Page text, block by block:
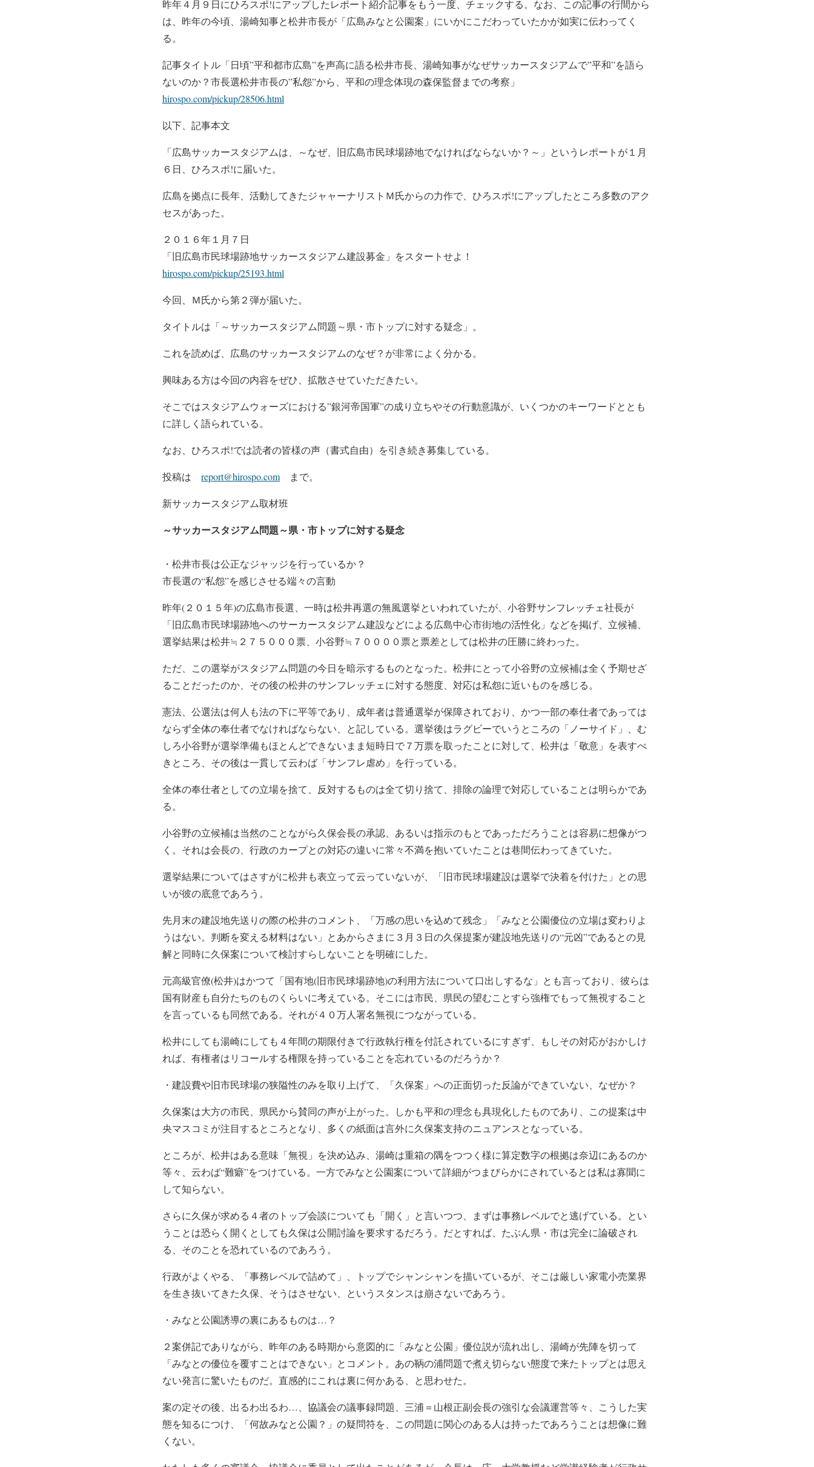
昨年４月９日にひろスポ!にアップしたレポート紹介記事をもう一度、チェックする。なお、この記事の行間から
は、昨年の今頃、湯崎知事と松井市長が「広島みなと公園案」にいかにこだわっていたかが如実に伝わってく
る。
記事タイトル「日頃”平和都市広島”を声高に語る松井市長、湯崎知事がなぜサッカースタジアムで”平和”を語ら
ないのか？市長選松井市長の”私怨”から、平和の理念体現の森保監督までの考察」
hirospo.com/pickup/28506.html
以下、記事本文
「広島サッカースタジアムは、～なぜ、旧広島市民球場跡地でなければならないか？～」というレポートが１月
６日、ひろスポ!に届いた。
広島を拠点に長年、活動してきたジャャーナリストＭ氏からの力作で、ひろスポ!にアップしたところ多数のアク
セスがあった。
２０１６年１月７日
「旧広島市民球場跡地サッカースタジアム建設募金」をスタートせよ！
hirospo.com/pickup/25193.html
今回、Ｍ氏から第２弾が届いた。
タイトルは「～サッカースタジアム問題～県・市トップに対する疑念」。
これを読めば、広島のサッカースタジアムのなぜ？が非常によく分かる。
興味ある方は今回の内容をぜひ、拡散させていただきたい。
そこではスタジアムウォーズにおける”銀河帝国軍”の成り立ちやその行動意識が、いくつかのキーワードととも
に詳しく語られている。
なお、ひろスポ!では読者の皆様の声（書式自由）を引き続き募集している。
投稿は report@hirospo.com まで。
新サッカースタジアム取材班
～サッカースタジアム問題～県・市トップに対する疑念
・松井市長は公正なジャッジを行っているか？
市長選の“私怨”を感じさせる端々の言動
昨年(２０１５年)の広島市長選、一時は松井再選の無風選挙といわれていたが、小谷野サンフレッチェ社長が
「旧広島市民球場跡地へのサーカースタジアム建設などによる広島中心市街地の活性化」などを掲げ、立候補、
選挙結果は松井≒２７５０００票、小谷野≒７００００票と票差としては松井の圧勝に終わった。
ただ、この選挙がスタジアム問題の今日を暗示するものとなった。松井にとって小谷野の立候補は全く予期せざ
ることだったのか、その後の松井のサンフレッチェに対する態度、対応は私怨に近いものを感じる。
憲法、公選法は何人も法の下に平等であり、成年者は普通選挙が保障されており、かつ一部の奉仕者であっては
ならず全体の奉仕者でなければならない、と記している。選挙後はラグビーでいうところの「ノーサイド」、む
しろ小谷野が選挙準備もほとんどできないまま短時日で７万票を取ったことに対して、松井は「敬意」を表すべ
きところ、その後は一貫して云わば「サンフレ虐め」を行っている。
全体の奉仕者としての立場を捨て、反対するものは全て切り捨て、排除の論理で対応していることは明らかであ
る。
小谷野の立候補は当然のことながら久保会長の承認、あるいは指示のもとであっただろうことは容易に想像がつ
く。それは会長の、行政のカープとの対応の違いに常々不満を抱いていたことは巷間伝わってきていた。
選挙結果についてはさすがに松井も表立って云っていないが、「旧市民球場建設は選挙で決着を付けた」との思
いが彼の底意であろう。
先月末の建設地先送りの際の松井のコメント、「万感の思いを込めて残念」「みなと公園優位の立場は変わりよ
うはない。判断を変える材料はない」とあからさまに３月３日の久保提案が建設地先送りの“元凶”であるとの見
解と同時に久保案について検討すらしないことを明確にした。
元高級官僚(松井)はかつて「国有地(旧市民球場跡地)の利用方法について口出しするな」とも言っており、彼らは
国有財産も自分たちのものくらいに考えている。そこには市民、県民の望むことすら強権でもって無視すること
を言っているも同然である。それが４０万人署名無視につながっている。
松井にしても湯崎にしても４年間の期限付きで行政執行権を付託されているにすぎず、もしその対応がおかしけ
れば、有権者はリコールする権限を持っていることを忘れているのだろうか？
・建設費や旧市民球場の狭隘性のみを取り上げて、「久保案」への正面切った反論ができていない、なぜか？
久保案は大方の市民、県民から賛同の声が上がった。しかも平和の理念も具現化したものであり、この提案は中
央マスコミが注目するところとなり、多くの紙面は言外に久保案支持のニュアンスとなっている。
ところが、松井はある意味「無視」を決め込み、湯崎は重箱の隅をつつく様に算定数字の根拠は奈辺にあるのか
等々、云わば“難癖”をつけている。一方でみなと公園案について詳細がつまびらかにされているとは私は寡聞に
して知らない。
さらに久保が求める４者のトップ会談についても「開く」と言いつつ、まずは事務レベルでと逃げている。とい
うことは恐らく開くとしても久保は公開討論を要求するだろう。だとすれば、たぶん県・市は完全に論破され
る、そのことを恐れているのであろう。
行政がよくやる、「事務レベルで詰めて」、トップでシャンシャンを描いているが、そこは厳しい家電小売業界
を生き抜いてきた久保、そうはさせない、というスタンスは崩さないであろう。
・みなと公園誘導の裏にあるものは…？
２案併記でありながら、昨年のある時期から意図的に「みなと公園」優位説が流れ出し、湯崎が先陣を切って
「みなとの優位を覆すことはできない」とコメント。あの鞆の浦問題で煮え切らない態度で来たトップとは思え
ない発言に驚いたものだ。直感的にこれは裏に何かある、と思わせた。
案の定その後、出るわ出るわ…、協議会の議事録問題、三浦＝山根正副会長の強引な会議運営等々、こうした実
態を知るにつけ、「何故みなと公園？」の疑問符を、この問題に関心のある人は持ったであろうことは想像に難
くない。